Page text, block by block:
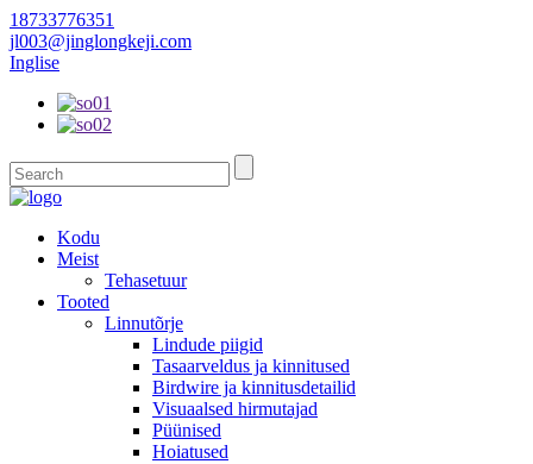
18733776351
jl003@jinglongkeji.com
Inglise
Kodu
Meist
Tehasetuur
Tooted
Linnutõrje
Lindude piigid
Tasaarveldus ja kinnitused
Birdwire ja kinnitusdetailid
Visuaalsed hirmutajad
Püünised
Hoiatused